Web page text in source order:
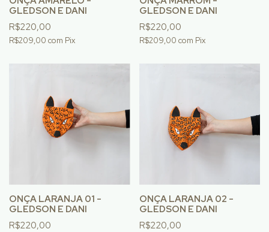
GLEDSON E DANI
R$220,00
R$209,00 com Pix
GLEDSON E DANI
R$220,00
R$209,00 com Pix
ONÇA LARANJA 01 -
GLEDSON E DANI
R$220,00
ONÇA LARANJA 02 -
GLEDSON E DANI
R$220,00